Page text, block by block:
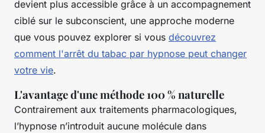
devient plus accessible grâce à un accompagnement
ciblé sur le subconscient, une approche moderne
que vous pouvez explorer si vous découvrez
comment l'arrêt du tabac par hypnose peut changer
votre vie.
L'avantage d'une méthode 100 % naturelle
Contrairement aux traitements pharmacologiques,
l’hypnose n’introduit aucune molécule dans